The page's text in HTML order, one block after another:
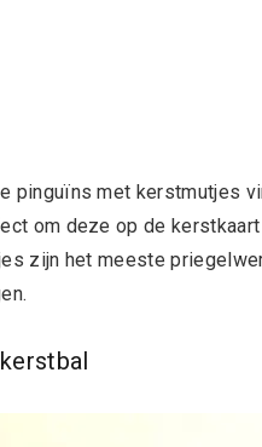
pinguïns met kerstmutjes
om deze op de
zijn het meeste